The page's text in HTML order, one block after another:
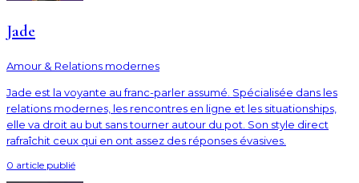
Jade
Amour & Relations modernes
Jade est la voyante au franc-parler assumé. Spécialisée dans les
relations modernes, les rencontres en ligne et les situationships,
elle va droit au but sans tourner autour du pot. Son style direct
rafraîchit ceux qui en ont assez des réponses évasives.
0 article publié